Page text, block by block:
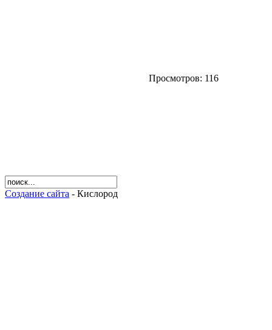
Просмотров: 116
Создание сайта - Кислород